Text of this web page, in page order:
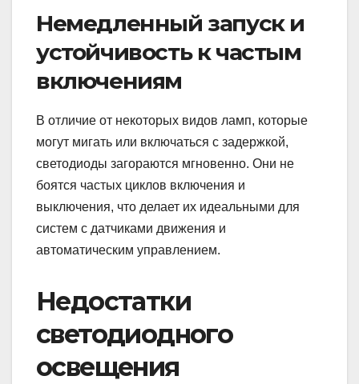
Немедленный запуск и
устойчивость к частым
включениям
В отличие от некоторых видов ламп, которые
могут мигать или включаться с задержкой,
светодиоды загораются мгновенно. Они не
боятся частых циклов включения и
выключения, что делает их идеальными для
систем с датчиками движения и
автоматическим управлением.
Недостатки
светодиодного
освещения